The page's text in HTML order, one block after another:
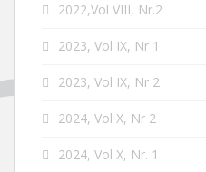
2022,Vol VIII, Nr.2
2023, Vol IX, Nr 1
2023, Vol IX, Nr 2
2024, Vol X, Nr 2
2024, Vol X, Nr. 1